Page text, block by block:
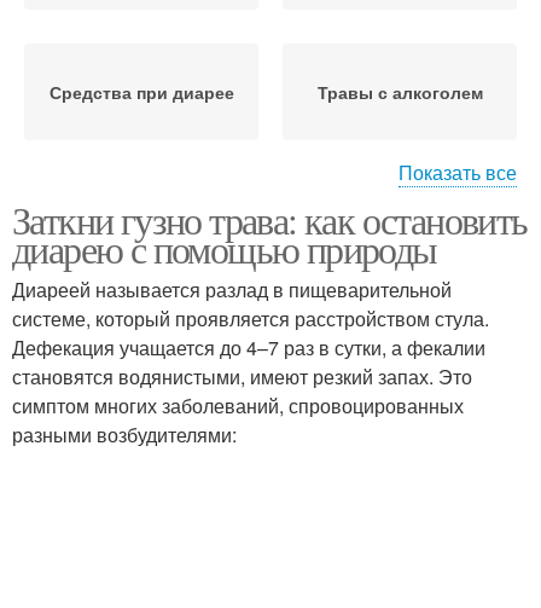
Средства при диарее Травы с алкоголем
Свежие травы Травы при поносе
Лекарства от диареи
Показать все
Заткни гузно трава: как остановить
диарею с помощью природы
Диареей называется разлад в пищеварительной
системе, который проявляется расстройством стула.
Дефекация учащается до 4–7 раз в сутки, а фекалии
становятся водянистыми, имеют резкий запах. Это
симптом многих заболеваний, спровоцированных
разными возбудителями: